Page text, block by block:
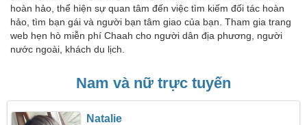
hoàn hảo, thể hiện sự quan tâm đến việc tìm kiếm đối tác hoàn
hảo, tìm bạn gái và người bạn tâm giao của bạn. Tham gia trang
web hẹn hò miễn phí Chaah cho người dân địa phương, người
nước ngoài, khách du lịch.
Nam và nữ trực tuyến
Natalie